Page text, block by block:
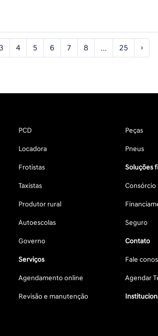
3 4 5 6 7 8 ... 25 ›
PCD
Locadora
Frotistas
Taxistas
Produtor rural
Autoescolas
Governo
Serviços
Agendamento online
Revisão e manutenção
Peças
Pneus
Soluções
Consórcio
Seguro
Contato
Fale
Agendar